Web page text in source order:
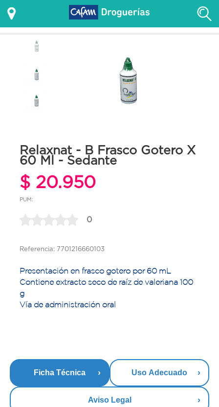
Relaxnat - B Frasco Gotero X
60 Ml - Sedante
$ 20.950
PUM:
0
Referencia: 7701216660103
Presentación en frasco gotero por 60 mL
Contiene extracto seco de raíz de valeriana 100
g
Vía de administración oral
Ficha Técnica Uso Adecuado
Aviso Legal